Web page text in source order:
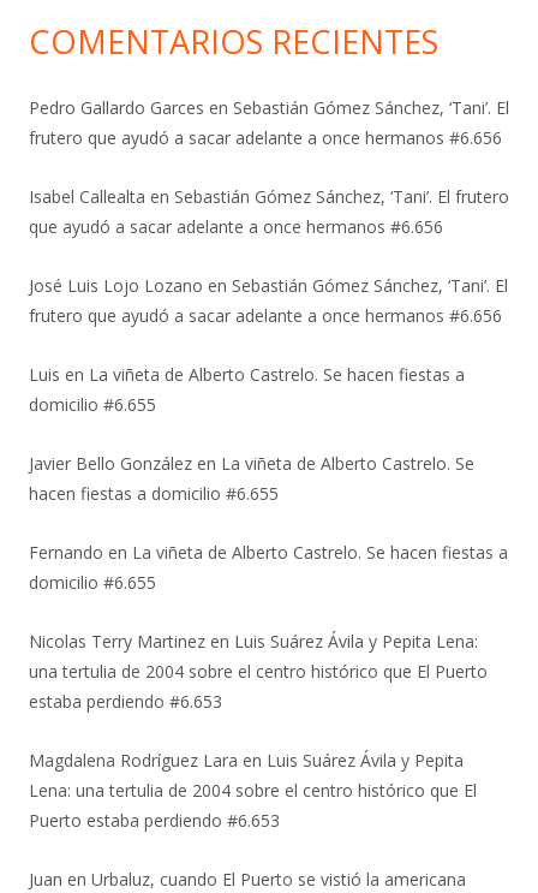
COMENTARIOS RECIENTES
Pedro Gallardo Garces en Sebastián Gómez Sánchez, ‘Tani’. El
frutero que ayudó a sacar adelante a once hermanos #6.656
Isabel Callealta en Sebastián Gómez Sánchez, ‘Tani’. El frutero
que ayudó a sacar adelante a once hermanos #6.656
José Luis Lojo Lozano en Sebastián Gómez Sánchez, ‘Tani’. El
frutero que ayudó a sacar adelante a once hermanos #6.656
Luis en La viñeta de Alberto Castrelo. Se hacen fiestas a
domicilio #6.655
Javier Bello González en La viñeta de Alberto Castrelo. Se
hacen fiestas a domicilio #6.655
Fernando en La viñeta de Alberto Castrelo. Se hacen fiestas a
domicilio #6.655
Nicolas Terry Martinez en Luis Suárez Ávila y Pepita Lena:
una tertulia de 2004 sobre el centro histórico que El Puerto
estaba perdiendo #6.653
Magdalena Rodríguez Lara en Luis Suárez Ávila y Pepita
Lena: una tertulia de 2004 sobre el centro histórico que El
Puerto estaba perdiendo #6.653
Juan en Urbaluz, cuando El Puerto se vistió la americana